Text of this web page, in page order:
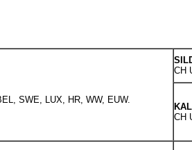
SWE, LUX, HR, WW, EUW.
CH
CH